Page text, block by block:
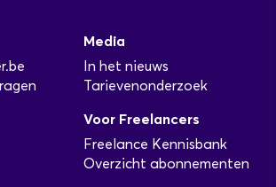
Media
In het nieuws
Tarievenonderzoek
Voor Freelancers
Freelance Kennisbank
Overzicht abonnementen